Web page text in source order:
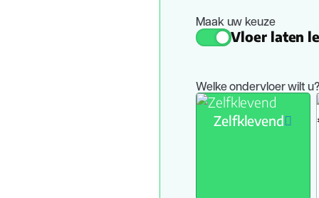
Maak uw keuze
Vloer laten
Welke ondervloer wilt
Zelfklevend